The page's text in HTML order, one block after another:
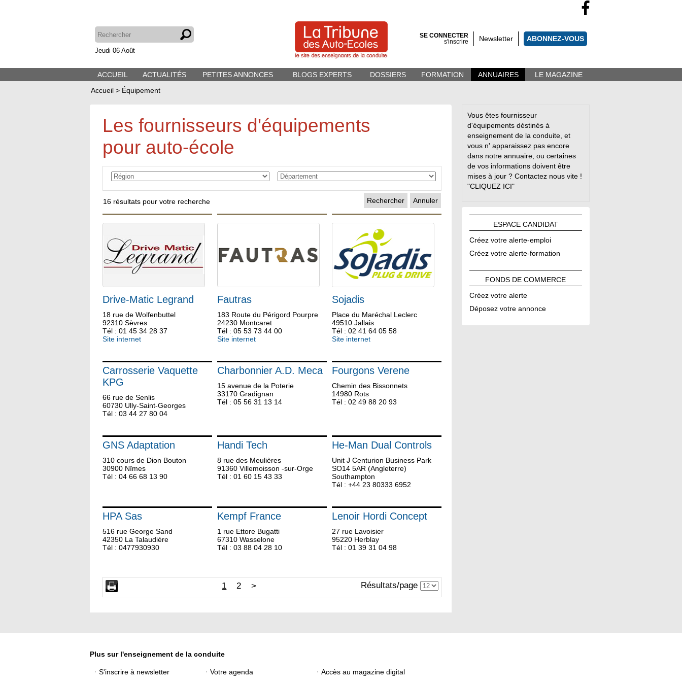
Jeudi 06 Août
SE CONNECTER
s'inscrire
Newsletter ABONNEZ-VOUS
ACCUEIL ACTUALITÉS PETITES ANNONCES BLOGS EXPERTS DOSSIERS FORMATION ANNUAIRES
LE MAGAZINE
Accueil > Équipement
Vous êtes fournisseur
d'équipements déstinés à
enseignement de la conduite, et
vous n' apparaissez pas encore
dans notre annuaire, ou certaines
de vos informations doivent être
mises à jour ? Contactez nous vite !
"CLIQUEZ ICI"
ESPACE CANDIDAT
Créez votre alerte-emploi
Créez votre alerte-formation
FONDS DECOMMERCE
Créez votre alerte
Déposez votre annonce
Les fournisseurs d'équipements
pour auto-école
Annuler
16 résultats pour votre recherche
Drive-Matic Legrand
18 rue de Wolfenbuttel
92310 Sèvres
Tél : 01 45 34 28 37
Site internet
Fautras
183 Route du Périgord Pourpre
24230 Montcaret
Tél : 05 53 73 44 00
Site internet
Sojadis
Place du Maréchal Leclerc
49510 Jallais
Tél : 02 41 64 05 58
Site internet
Carrosserie Vaquette
KPG
66 rue de Senlis
60730 Ully-Saint-Georges
Tél : 03 44 27 80 04
Charbonnier A.D. Meca
15 avenue de la Poterie
33170 Gradignan
Tél : 05 56 31 13 14
Fourgons Verene
Chemin des Bissonnets
14980 Rots
Tél : 02 49 88 20 93
GNS Adaptation
310 cours de Dion Bouton
30900 Nîmes
Tél : 04 66 68 13 90
Handi Tech
8 rue des Meulières
91360 Villemoisson -sur-Orge
Tél : 01 60 15 43 33
He-Man Dual Controls
Unit J Centurion Business Park
SO14 5AR (Angleterre)
Southampton
Tél : +44 23 80333 6952
HPA Sas
516 rue George Sand
42350 La Talaudière
Tél : 0477930930
Kempf France
1 rue Ettore Bugatti
67310 Wasselone
Tél : 03 88 04 28 10
Lenoir Hordi Concept
27 rue Lavoisier
95220 Herblay
Tél : 01 39 31 04 98
Résultats/page
1 2 >
Plus sur l'enseignement de la conduite
S'inscrire à newsletter Votre agenda
Accès au magazine digital